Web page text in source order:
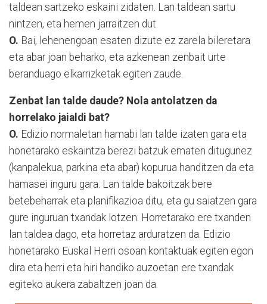
taldean sartzeko eskaini zidaten. Lan taldean sartu
nintzen, eta hemen jarraitzen dut.
O. Bai, lehenengoan esaten dizute ez zarela bileretara
eta abar joan beharko, eta azkenean zenbait urte
beranduago elkarrizketak egiten zaude.
Zenbat lan talde daude? Nola antolatzen da
horrelako jaialdi bat?
O. Edizio normaletan hamabi lan talde izaten gara eta
honetarako eskaintza berezi batzuk ematen ditugunez
(kanpalekua, parkina eta abar) kopurua handitzen da eta
hamasei inguru gara. Lan talde bakoitzak bere
betebeharrak eta planifikazioa ditu, eta gu saiatzen gara
gure inguruan txandak lotzen. Horretarako ere txanden
lan taldea dago, eta horretaz arduratzen da. Edizio
honetarako Euskal Herri osoan kontaktuak egiten egon
dira eta herri eta hiri handiko auzoetan ere txandak
egiteko aukera zabaltzen joan da.